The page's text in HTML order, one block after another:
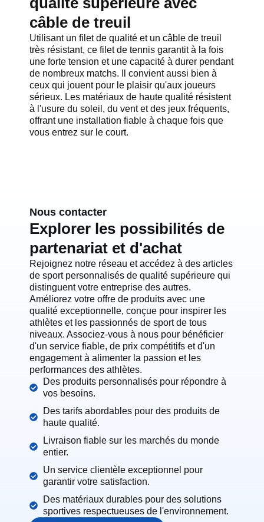
câble de treuil
Utilisant un filet de qualité et un câble de treuil
très résistant, ce filet de tennis garantit à la fois
une forte tension et une capacité à durer pendant
de nombreux matchs. Il convient aussi bien à
ceux qui jouent pour le plaisir qu'aux joueurs
sérieux. Les matériaux de haute qualité résistent
à l'usure du soleil, du vent et des jeux fréquents,
offrant une installation fiable à chaque fois que
vous entrez sur le court.
Nous contacter
Explorer les possibilités de
partenariat et d'achat
Rejoignez notre réseau et accédez à des articles
de sport personnalisés de qualité supérieure qui
distinguent votre entreprise des autres.
Améliorez votre offre de produits avec une
qualité exceptionnelle, conçue pour inspirer les
athlètes et les passionnés de sport de tous
niveaux. Associez-vous à nous pour bénéficier
d'un service fiable, de prix compétitifs et d'un
engagement à alimenter la passion et les
performances des athlètes.
Des produits personnalisés pour répondre à
vos besoins.
Des tarifs abordables pour des produits de
haute qualité.
Livraison fiable sur les marchés du monde
entier.
Un service clientèle exceptionnel pour
garantir votre satisfaction.
Des matériaux durables pour des solutions
sportives respectueuses de l'environnement.